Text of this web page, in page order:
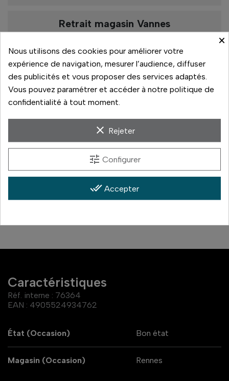
Retrait magasin Vannes
De 13h30 à 19h
Rupture de stock
Paiement sécurisé
14 jours pour changer d'avis
Livraison rapide
Paiement 3x sans frais
Caractéristiques
Réf. interne : 76364
EAN : 4905524934762
État (Occasion) Bon état
Magasin (Occasion) Rennes
×
Nous utilisons des cookies pour améliorer votre
expérience de navigation, mesurer l’audience, diffuser
des publicités et vous proposer des services adaptés.
Vous pouvez paramétrer et accéder à notre politique de
confidentialité à tout moment.
clear Rejeter
tune Configurer
done_all Accepter